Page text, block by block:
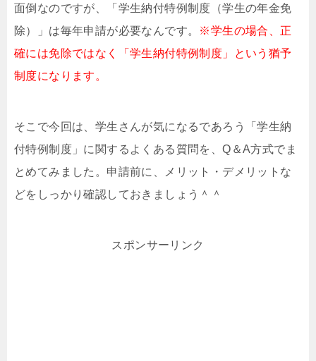
面倒なのですが、「学生納付特例制度（学生の年金免
除）」は毎年申請が必要なんです。 ※学生の場合、正
確には免除ではなく「学生納付特例制度」という猶予
制度になります。
そこで今回は、学生さんが気になるであろう「学生納
付特例制度」に関するよくある質問を、Q＆A方式でま
とめてみました。申請前に、メリット・デメリットな
どをしっかり確認しておきましょう＾＾
スポンサーリンク